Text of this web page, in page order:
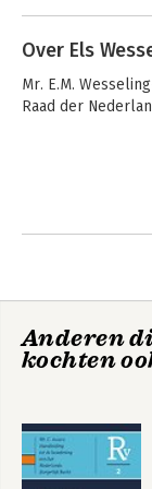
Bekijk alle
Over Els
Mr. E.M.
Raad der
Anderen
kochten